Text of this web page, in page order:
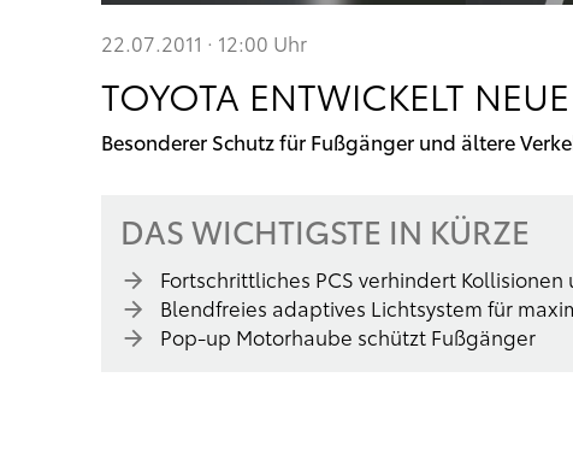
22.07.2011 · 12:00 Uhr
TOYOTA ENTWICKELT
Besonderer Schutz für Fußgänger und ältere
DAS WICHTIGSTE IN KÜRZE
Fortschrittliches PCS verhindert
Blendfreies adaptives Lichtsystem für
Pop-up Motorhaube schützt Fußgänger